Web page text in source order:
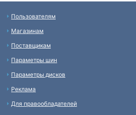
Пользователям
Магазинам
Поставщикам
Параметры шин
Параметры дисков
Реклама
Для правообладателей